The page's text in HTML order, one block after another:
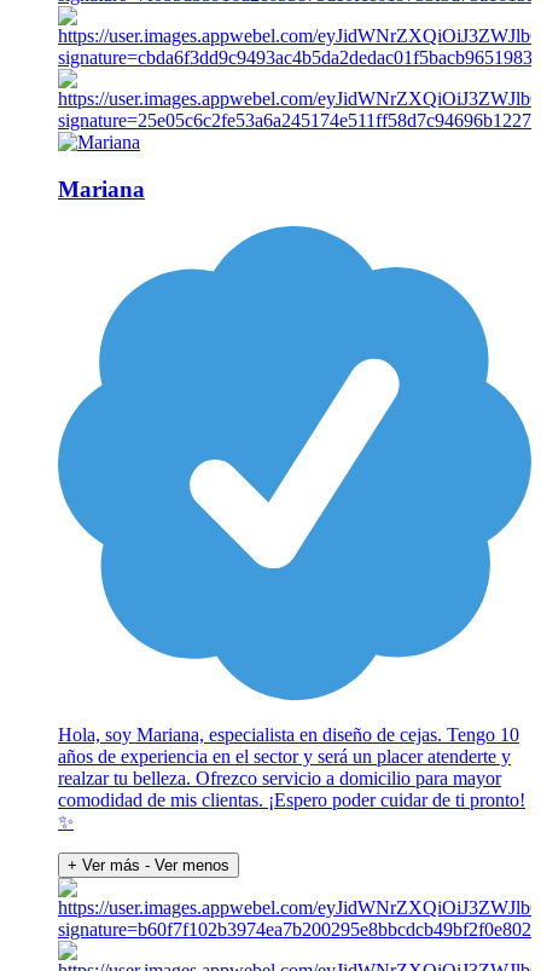
Mariana
Hola, soy Mariana, especialista en diseño de cejas. Tengo 10
años de experiencia en el sector y será un placer atenderte y
realzar tu belleza. Ofrezco servicio a domicilio para mayor
comodidad de mis clientas. ¡Espero poder cuidar de ti pronto!
✨
+ Ver más - Ver menos